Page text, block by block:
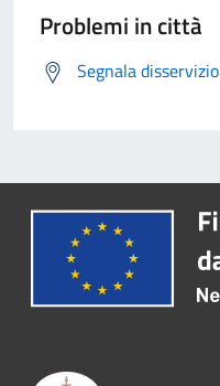
Problemi in città
Segnala disservizio